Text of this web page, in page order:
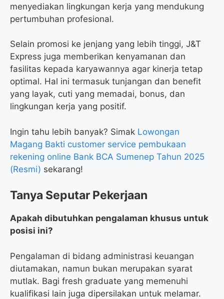
menyediakan lingkungan kerja yang mendukung
pertumbuhan profesional.
Selain promosi ke jenjang yang lebih tinggi, J&T
Express juga memberikan kenyamanan dan
fasilitas kepada karyawannya agar kinerja tetap
optimal. Hal ini termasuk tunjangan dan benefit
yang layak, cuti yang memadai, bonus, dan
lingkungan kerja yang positif.
Ingin tahu lebih banyak? Simak Lowongan
Magang Bakti customer service pembukaan
rekening online Bank BCA Sumenep Tahun 2025
(Resmi) sekarang!
Tanya Seputar Pekerjaan
Apakah dibutuhkan pengalaman khusus untuk
posisi ini?
Pengalaman di bidang administrasi keuangan
diutamakan, namun bukan merupakan syarat
mutlak. Bagi fresh graduate yang memenuhi
kualifikasi lain juga dipersilakan untuk melamar.